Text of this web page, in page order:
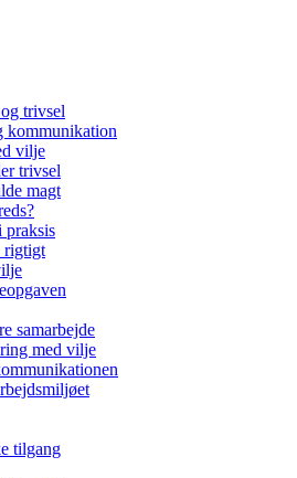
trivsel
kommunikation
vilje
trivsel
magt
praksis
rigtigt
samarbejde
med vilje
tilgang